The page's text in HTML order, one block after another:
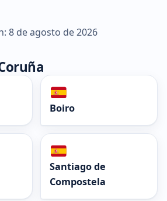
8 de agosto de 2026
Boiro
Santiago de
Compostela